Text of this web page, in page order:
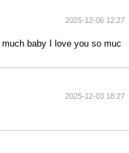
2025-12-06 12:27
baby I love you so muc
2025-12-03 18:27